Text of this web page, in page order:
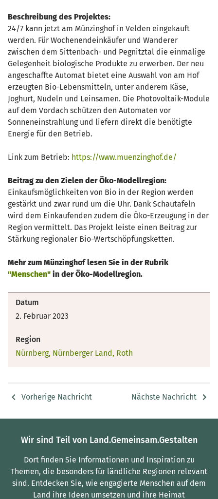
Beschreibung des Projektes:
24/7 kann jetzt am Münzinghof in Velden eingekauft
werden. Für Wochenendeinkäufer und Wanderer
zwischen dem Sittenbach- und Pegnitztal die einmalige
Gelegenheit biologische Produkte zu erwerben. Der neu
angeschaffte Automat bietet eine Auswahl von am Hof
erzeugten Bio-Lebensmitteln, unter anderem Käse,
Joghurt, Nudeln und Leinsamen. Die Photovoltaik-Module
auf dem Vordach schützen den Automaten vor
Sonneneinstrahlung und liefern direkt die benötigte
Energie für den Betrieb.
Link zum Betrieb: https://www.muenzinghof.de/
Beitrag zu den Zielen der Öko-Modellregion:
Einkaufsmöglichkeiten von Bio in der Region werden
gestärkt und zwar rund um die Uhr. Dank Schautafeln
wird dem Einkaufenden zudem die Öko-Erzeugung in der
Region vermittelt. Das Projekt leiste einen Beitrag zur
Stärkung regionaler Bio-Wertschöpfungsketten.
Mehr zum Münzinghof lesen Sie in der Rubrik
"Menschen" in der Öko-Modellregion.
Datum
2. Februar 2023
Region
Nürnberg, Nürnberger Land, Roth
Vorherige Nachricht Nächste Nachricht
Wir sind Teil von Land.Gemeinsam.Gestalten
Dort finden Sie Informationen und Inspiration zu
Themen, die besonders für ländliche Regionen relevant
sind. Entdecken Sie, wie engagierte Menschen auf dem
Land ihre Ideen umsetzen und ihre Heimat